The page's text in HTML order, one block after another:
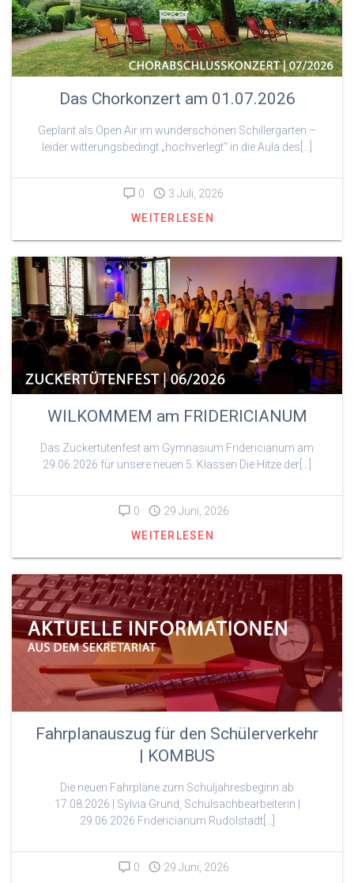
Das Chorkonzert am 01.07.2026
Geplant als Open Air im wunderschönen Schillergarten –
leider witterungsbedingt „hochverlegt“ in die Aula des[…]
0
3 Juli, 2026
WEITERLESEN
WILKOMMEM am FRIDERICIANUM
Das Zuckertütenfest am Gymnasium Fridericianum am
29.06.2026 für unsere neuen 5. Klassen Die Hitze der[…]
0
29 Juni, 2026
WEITERLESEN
Fahrplanauszug für den Schülerverkehr
| KOMBUS
Die neuen Fahrpläne zum Schuljahresbeginn ab
17.08.2026 | Sylvia Grund, Schulsachbearbeiterin |
29.06.2026 Fridericianum Rudolstadt[…]
0 29 Juni, 2026